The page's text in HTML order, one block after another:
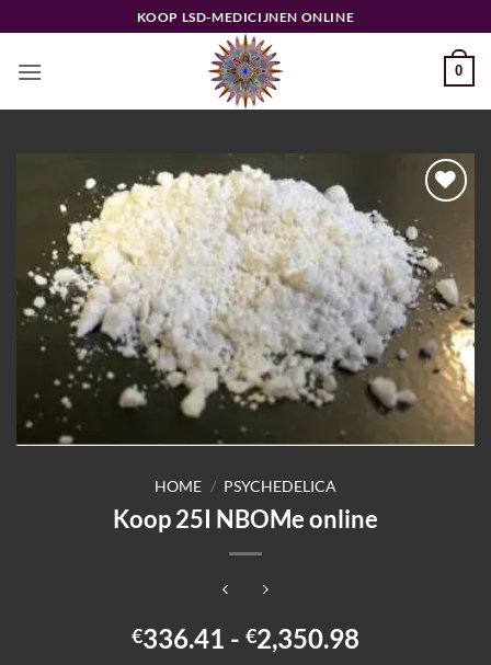
naar
inhoud
KOOP LSD-MEDICIJNEN ONLINE
0
Add to
wishlist
HOME / PSYCHEDELICA
Koop 25I NBOMe online
€336.41 - €2,350.98